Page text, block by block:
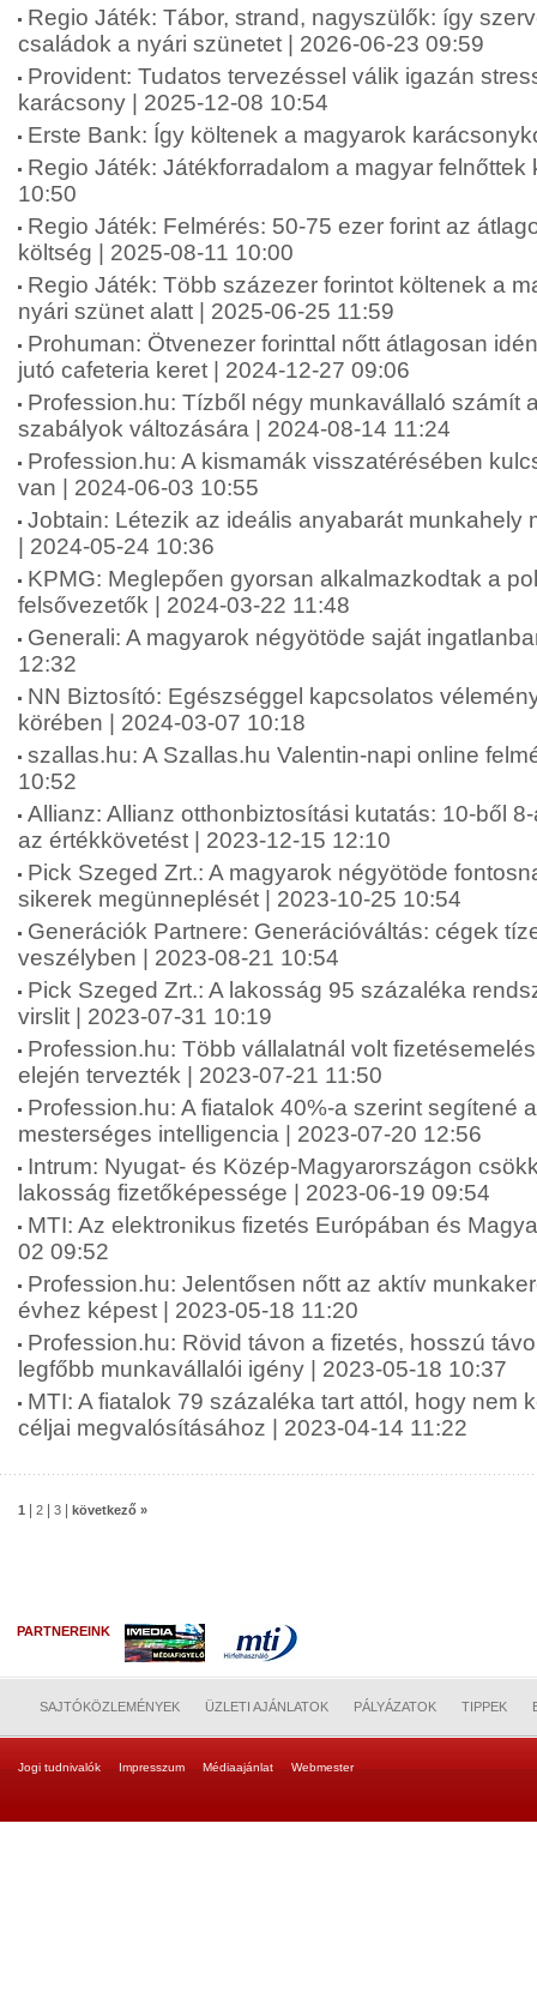
Regio Játék: Tábor, strand, nagyszülők: így
családok a nyári szünetet | 2026-06-23 09:59
Provident: Tudatos tervezéssel válik igazán
karácsony | 2025-12-08 10:54
Erste Bank: Így költenek a magyarok
Regio Játék: Játékforradalom a magyar felnőttek
10:50
Regio Játék: Felmérés: 50-75 ezer forint az
költség | 2025-08-11 10:00
Regio Játék: Több százezer forintot költenek a
nyári szünet alatt | 2025-06-25 11:59
Prohuman: Ötvenezer forinttal nőtt átlagosan
jutó cafeteria keret | 2024-12-27 09:06
Profession.hu: Tízből négy munkavállaló számít
szabályok változására | 2024-08-14 11:24
Profession.hu: A kismamák visszatérésében
van | 2024-06-03 10:55
Jobtain: Létezik az ideális anyabarát munkahely
| 2024-05-24 10:36
KPMG: Meglepően gyorsan alkalmazkodtak a
felsővezetők | 2024-03-22 11:48
Generali: A magyarok négyötöde saját
12:32
NN Biztosító: Egészséggel kapcsolatos
körében | 2024-03-07 10:18
szallas.hu: A Szallas.hu Valentin-napi online
10:52
Allianz: Allianz otthonbiztosítási kutatás: 10-ből
az értékkövetést | 2023-12-15 12:10
Pick Szeged Zrt.: A magyarok négyötöde
sikerek megünneplését | 2023-10-25 10:54
Generációk Partnere: Generációváltás: cégek
veszélyben | 2023-08-21 10:54
Pick Szeged Zrt.: A lakosság 95 százaléka
virslit | 2023-07-31 10:19
Profession.hu: Több vállalatnál volt
elején tervezték | 2023-07-21 11:50
Profession.hu: A fiatalok 40%-a szerint segítené
mesterséges intelligencia | 2023-07-20 12:56
Intrum: Nyugat- és Közép-Magyarországon
lakosság fizetőképessége | 2023-06-19 09:54
MTI: Az elektronikus fizetés Európában és
02 09:52
Profession.hu: Jelentősen nőtt az aktív
évhez képest | 2023-05-18 11:20
Profession.hu: Rövid távon a fizetés, hosszú
legfőbb munkavállalói igény | 2023-05-18 10:37
MTI: A fiatalok 79 százaléka tart attól, hogy nem
céljai megvalósításához | 2023-04-14 11:22
1 2 3 következő »
PARTNEREINK
SAJTÓKÖZLEMÉNYEK ÜZLETI AJÁNLATOK PÁLYÁZATOK TIPPEK
Jogi tudnivalók Impresszum Médiaajánlat Webmester